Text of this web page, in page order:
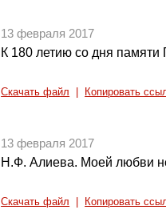
13 февраля 2017
К 180 летию со дня памяти
Скачать файл Копировать
13 февраля 2017
Н.Ф. Алиева. Моей любви
Скачать файл Копировать